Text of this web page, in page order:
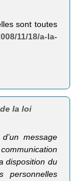
sont toutes
11/18/a-la-
la loi
message
disposition du
personnelles